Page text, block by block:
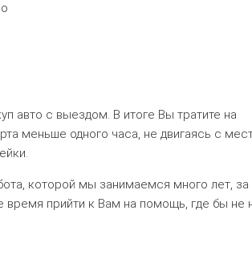
авто с выездом. В итоге Вы тратите на
меньше одного часа, не двигаясь с
которой мы занимаемся много лет,
время прийти к Вам на помощь, где бы не